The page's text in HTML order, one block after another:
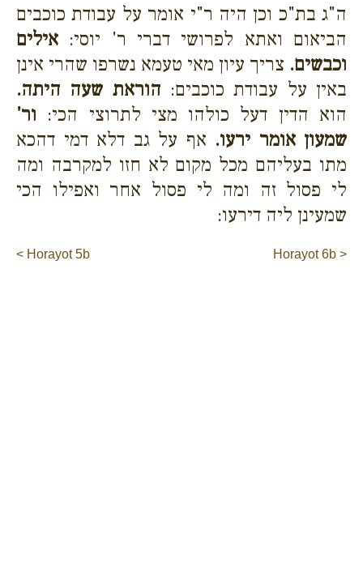
ה"ג בת"כ וכן היה ר"י אומר על עבודת כוכבים
הביאום ואתא לפרושי דברי ר' יוסי: אילים
וכבשים. צריך עיון מאי טעמא נשרפו שהרי אינן
באין על עבודת כוכבים: הוראת שעה היתה.
הוא הדין דעל כולהו מצי לתרוצי הכי: ור'
שמעון אומר ירעו. אף על גב דלא דמי דהכא
מתו בעליהם מכל מקום לא חזו למקרבה ומה
לי פסול זה ומה לי פסול אחר ואפילו הכי
שמעינן ליה דירעו:
< Horayot 5b Horayot 6b >